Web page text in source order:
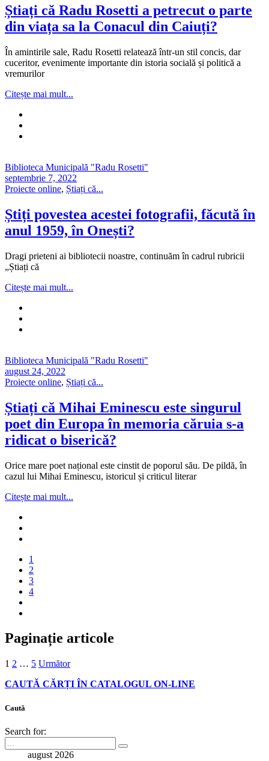
Știați că Radu Rosetti a petrecut o parte
din viața sa la Conacul din Caiuți?
În amintirile sale, Radu Rosetti relatează într-un stil concis, dar
cuceritor, evenimente importante din istoria socială și politică a
vremurilor
Citește mai mult...
Biblioteca Municipală "Radu Rosetti"
septembrie 7, 2022
Proiecte online, Știați că...
Știți povestea acestei fotografii, făcută în
anul 1959, în Onești?
Dragi prieteni ai bibliotecii noastre, continuăm în cadrul rubricii
„Știați că
Citește mai mult...
Biblioteca Municipală "Radu Rosetti"
august 24, 2022
Proiecte online, Știați că...
Știați că Mihai Eminescu este singurul
poet din Europa în memoria căruia s-a
ridicat o biserică?
Orice mare poet național este cinstit de poporul său. De pildă, în
cazul lui Mihai Eminescu, istoricul și criticul literar
Citește mai mult...
1
2
3
4
Paginație articole
1 2 … 5 Următor
CAUTĂ CĂRȚI ÎN CATALOGUL ON-LINE
Caută
Search for:
august 2026